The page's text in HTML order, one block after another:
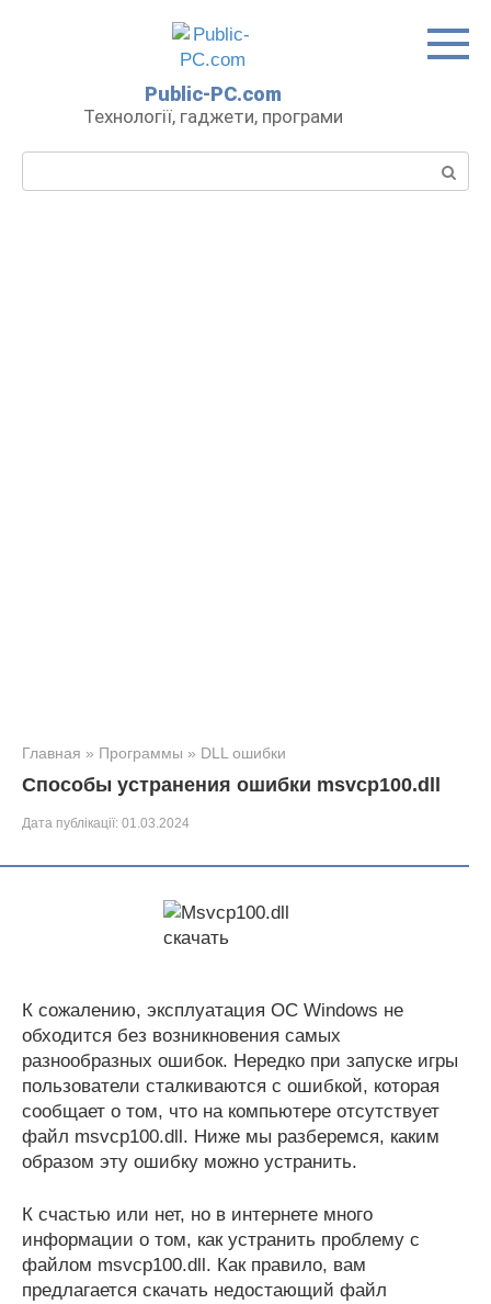
Public-PC.com
Технології, гаджети, програми
Главная » Программы » DLL ошибки
Способы устранения ошибки msvcp100.dll
Дата публікації: 01.03.2024
К сожалению, эксплуатация ОС Windows не
обходится без возникновения самых
разнообразных ошибок. Нередко при запуске игры
пользователи сталкиваются с ошибкой, которая
сообщает о том, что на компьютере отсутствует
файл msvcp100.dll. Ниже мы разберемся, каким
образом эту ошибку можно устранить.
К счастью или нет, но в интернете много
информации о том, как устранить проблему с
файлом msvcp100.dll. Как правило, вам
предлагается скачать недостающий файл